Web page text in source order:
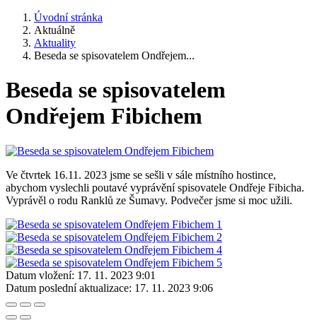
Úvodní stránka
Aktuálně
Aktuality
Beseda se spisovatelem Ondřejem...
Beseda se spisovatelem
Ondřejem Fibichem
Ve čtvrtek 16.11. 2023 jsme se sešli v sále místního hostince,
abychom vyslechli poutavé vyprávění spisovatele Ondřeje Fibicha.
Vyprávěl o rodu Ranklů ze Šumavy. Podvečer jsme si moc užili.
Datum vložení: 17. 11. 2023 9:01
Datum poslední aktualizace: 17. 11. 2023 9:06